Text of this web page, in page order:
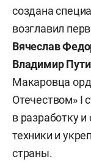
создана
возглавил
Вячеслав
Владимир
Макаровца
Отечеством» I
в разработку
техники и
страны.